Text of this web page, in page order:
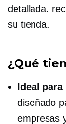
detallada.
su tienda.
¿Qué
Ideal
diseñado
empresas